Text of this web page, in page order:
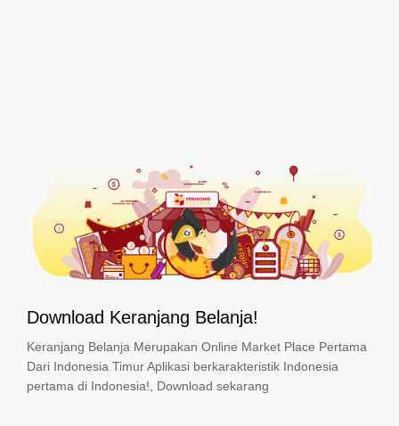
Download Keranjang Belanja!
Keranjang Belanja Merupakan Online Market Place Pertama
Dari Indonesia Timur Aplikasi berkarakteristik Indonesia
pertama di Indonesia!, Download sekarang